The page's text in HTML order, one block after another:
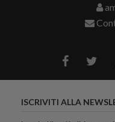
ISCRIVITI ALLA